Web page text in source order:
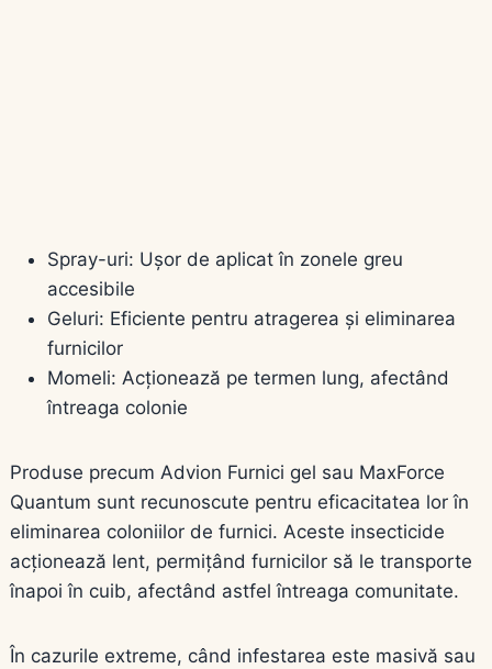
Spray-uri: Ușor de aplicat în zonele greu
accesibile
Geluri: Eficiente pentru atragerea și eliminarea
furnicilor
Momeli: Acționează pe termen lung, afectând
întreaga colonie
Produse precum Advion Furnici gel sau MaxForce
Quantum sunt recunoscute pentru eficacitatea lor în
eliminarea coloniilor de furnici. Aceste insecticide
acționează lent, permițând furnicilor să le transporte
înapoi în cuib, afectând astfel întreaga comunitate.
În cazurile extreme, când infestarea este masivă sau